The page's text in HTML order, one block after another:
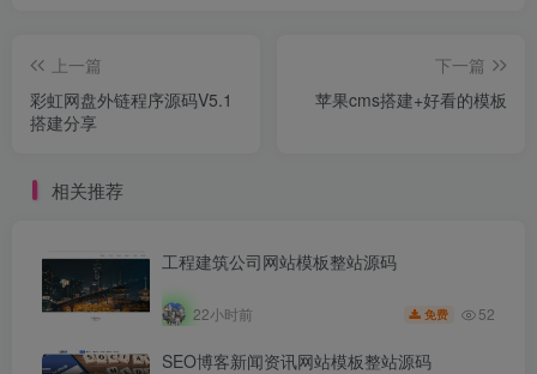
上一篇
彩虹网盘外链程序源码V5.1
搭建分享
下一篇
苹果cms搭建+好看的模板
相关推荐
工程建筑公司网站模板整站源码
22小时前 免费 52
SEO博客新闻资讯网站模板整站源码